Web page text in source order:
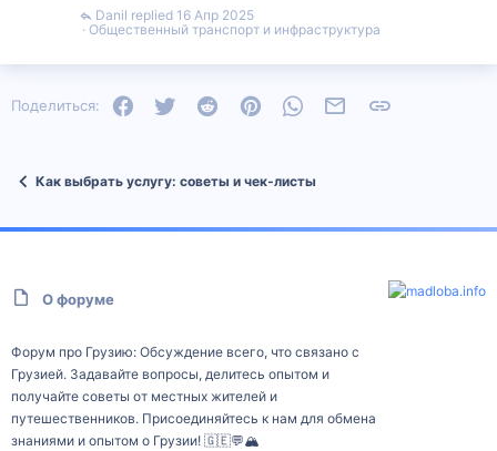
Общественный транспорт и инфраструктура
16 Апр 2025
Danil
Поделиться: FacebookTwitter Reddit PinterestWhatsAppЭлектронная почта
Как выбрать услугу: советы и чек‑листы
О форуме
Форум про Грузию: Обсуждение всего, что связано с
Грузией. Задавайте вопросы, делитесь опытом и
получайте советы от местных жителей и
путешественников. Присоединяйтесь к нам для обмена
знаниями и опытом о Грузии! 🇬🇪💬🏔️